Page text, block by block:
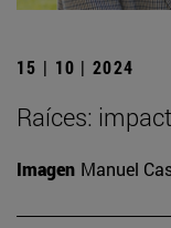
15 | 10 | 2024
Raíces:
Imagen Manuel